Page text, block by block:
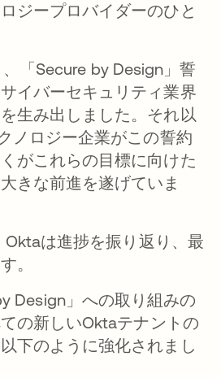
ジープロバイダーのひと
「Secure by Design」誓
イバーセキュリティ業界
生み出しました。それ以
ノロジー企業がこの誓約
がこれらの目標に向けた
きな前進を遂げていま
Oktaは進捗を振り返り、最
。
Design」への取り組みの
の新しいOktaテナントの
下のように強化されまし